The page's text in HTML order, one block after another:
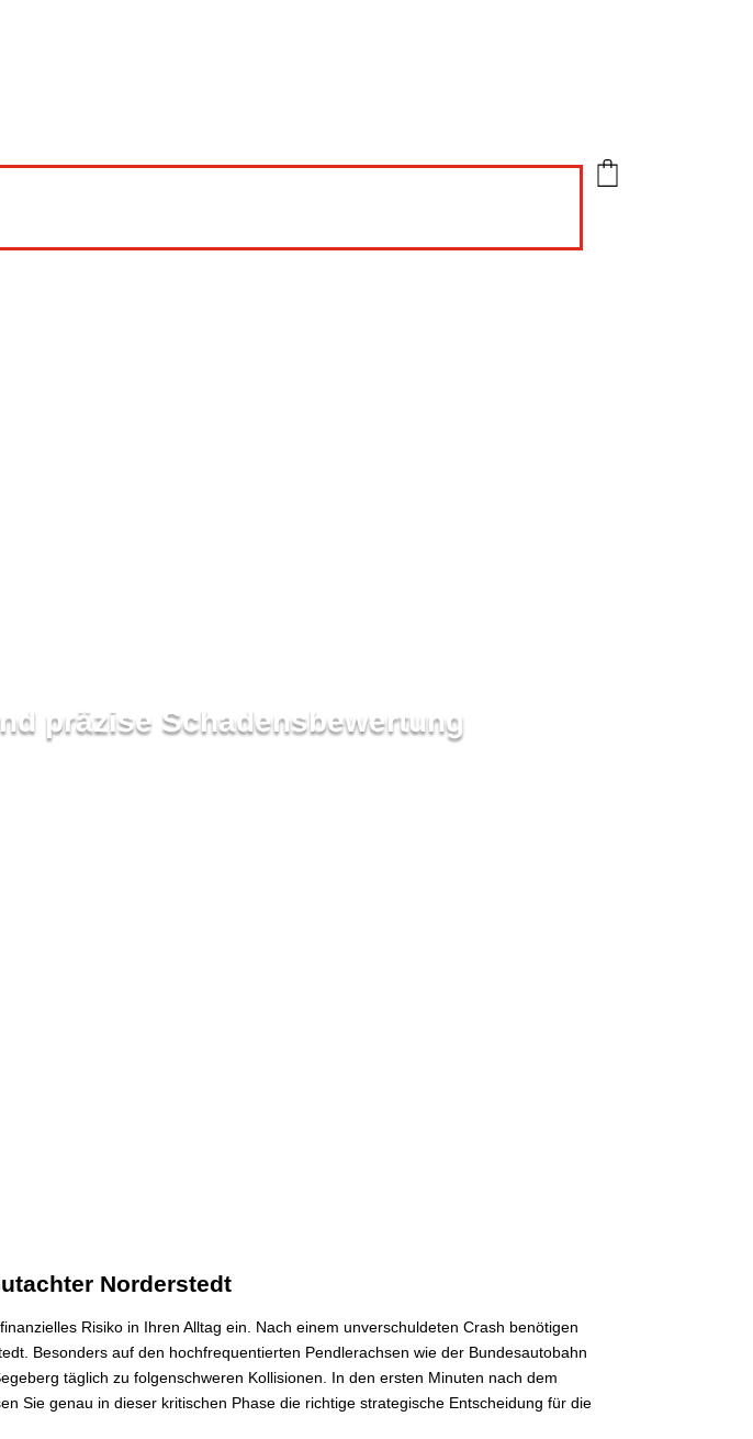
präzise Schadensbewertung
Norderstedt
Risiko in Ihren Alltag ein. Nach einem unverschuldeten Crash benötigen
Besonders auf den hochfrequentierten Pendlerachsen wie der Bundesautobahn
täglich zu folgenschweren Kollisionen. In den ersten Minuten nach dem
Sie genau in dieser kritischen Phase die richtige strategische Entscheidung für die